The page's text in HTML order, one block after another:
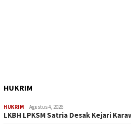
HUKRIM
HUKRIM Agustus 4, 2026
LKBH LPKSM Satria Desak Kejari